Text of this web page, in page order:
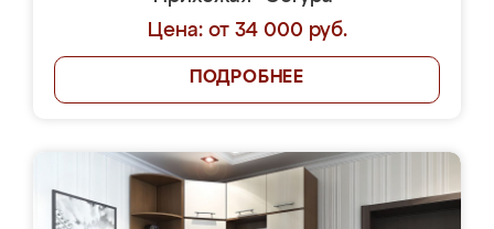
Цена: от 34 000 руб.
ПОДРОБНЕЕ